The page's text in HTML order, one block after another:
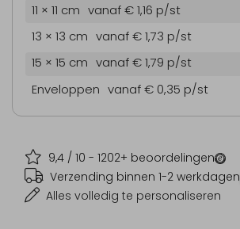
9,4 / 10 - 1202+ beoordelingen
Verzending binnen 1-2 werkdagen
Alles volledig te personaliseren
11 × 11 cm vanaf € 1,16 p/st
13 × 13 cm vanaf € 1,73 p/st
15 × 15 cm vanaf € 1,79 p/st
Enveloppen vanaf € 0,35 p/st